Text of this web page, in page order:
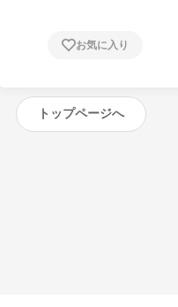
お気に入り
トップページへ